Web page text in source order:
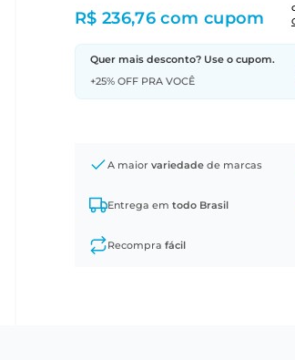
R$ 236,76 com cupom
Quer mais desconto? Use o cupom.
+25% OFF PRA VOCÊ
A maior variedadede marcas
Entrega em todo Brasil
Recompra fácil